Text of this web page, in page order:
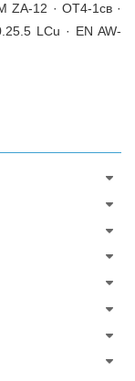
ZA-12 · ОТ4-1св ·
LCu · EN AW-